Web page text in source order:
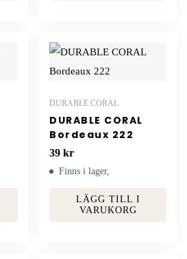
DURABLE CORAL
DURABLE CORAL
Bordeaux 222
39 kr
Finns i lager,
LÄGG TILL I
VARUKORG